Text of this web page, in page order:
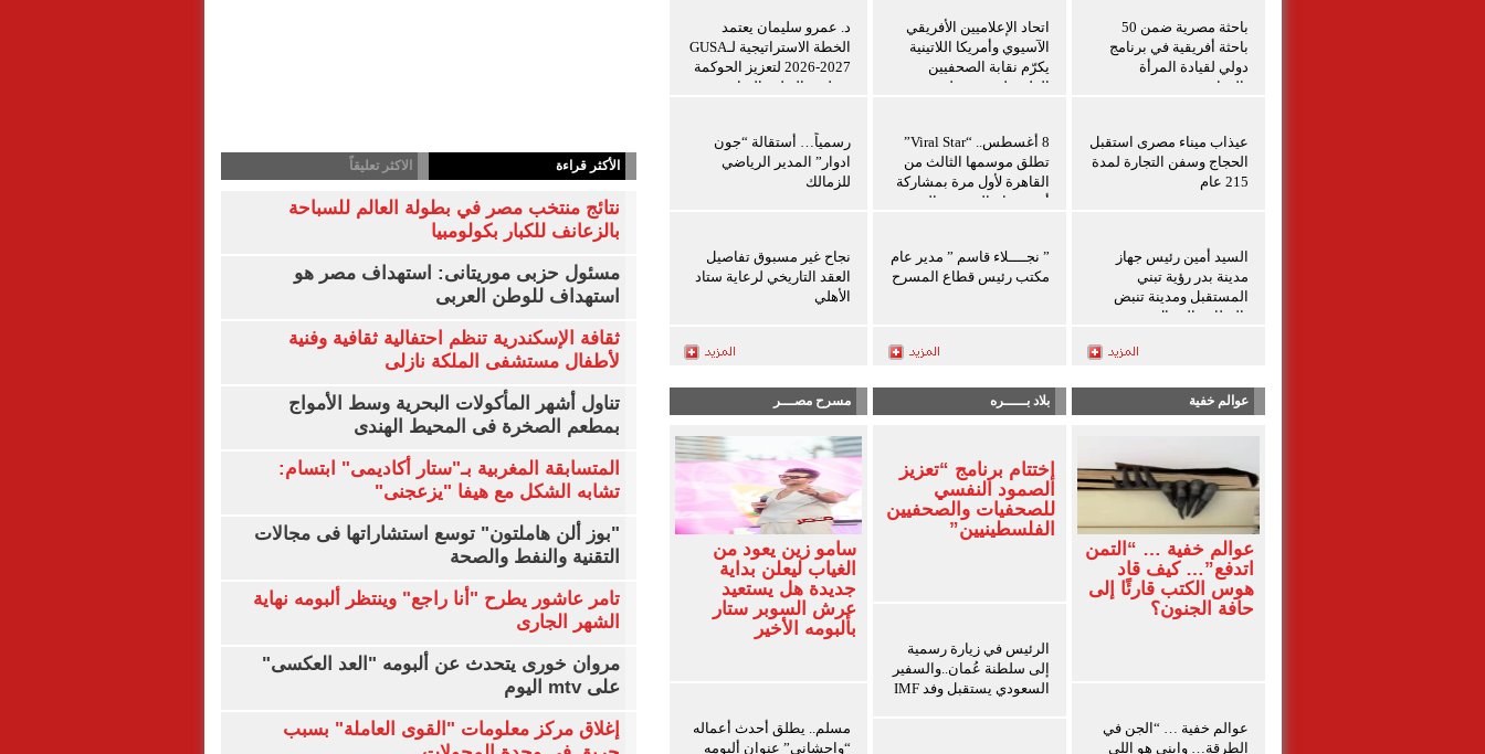
باحثة مصرية ضمن 50
باحثة أفريقية في برنامج
دولي لقيادة المرأة
بالزراعة
عيذاب ميناء مصرى استقبل
الحجاج وسفن التجارة لمدة
215 عام
السيد أمين رئيس جهاز
مدينة بدر رؤية تبني
المستقبل ومدينة تنبض
بالنظام والجمال
اتحاد الإعلاميين الأفريقي
الآسيوي وأمريكا اللاتينية
يكرّم نقابة الصحفيين
الفلسطينيين ويعلن توسيع
8 أغسطس.. “Viral Star”
تطلق موسمها الثالث من
القاهرة لأول مرة بمشاركة
أبرز صناع المحتوى العرب
” نجــــلاء قاسم ” مدير عام
مكتب رئيس قطاع المسرح
د. عمرو سليمان يعتمد
الخطة الاستراتيجية لـGUSA
2026-2027 لتعزيز الحوكمة
وتطوير التعليم الرياضي
رسمياً… أستقالة “جون
ادوار” المدير الرياضي
للزمالك
نجاح غير مسبوق تفاصيل
العقد التاريخي لرعاية ستاد
الأهلي
عوالم خفية
عوالم خفية … “التمن
اتدفع”… كيف قاد
هوس الكتب قارئًا إلى
حافة الجنون؟
عوالم خفية … “الجن في
الطرقة… وابني هو اللي
بلاد بـــــره
إختتام برنامج “تعزيز
الصمود النفسي
للصحفيات والصحفيين
الفلسطينيين”
الرئيس في زيارة رسمية
إلى سلطنة عُمان..والسفير
السعودي يستقبل وفد IMF
مسرح مصـــر
سامو زين يعود من
الغياب ليعلن بداية
جديدة هل يستعيد
عرش السوبر ستار
بألبومه الأخير
مسلم.. يطلق أحدث أعماله
“واحشاني” عنوان ألبومه
الأكثر قراءة الاكثر تعليقاً
نتائج منتخب مصر في بطولة العالم للسباحة
بالزعانف للكبار بكولومبيا
مسئول حزبى موريتانى: استهداف مصر هو
استهداف للوطن العربى
ثقافة الإسكندرية تنظم احتفالية ثقافية وفنية
لأطفال مستشفى الملكة نازلى
تناول أشهر المأكولات البحرية وسط الأمواج
بمطعم الصخرة فى المحيط الهندى
المتسابقة المغربية بـ"ستار أكاديمى" ابتسام:
تشابه الشكل مع هيفا "يزعجنى"
"بوز ألن هاملتون" توسع استشاراتها فى مجالات
التقنية والنفط والصحة
تامر عاشور يطرح "أنا راجع" وينتظر ألبومه نهاية
الشهر الجارى
مروان خورى يتحدث عن ألبومه "العد العكسى"
على mtv اليوم
إغلاق مركز معلومات "القوى العاملة" بسبب